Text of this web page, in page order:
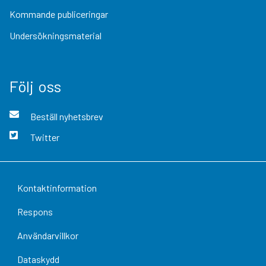
Kommande publiceringar
Undersökningsmaterial
Följ oss
Beställ nyhetsbrev
Twitter
Kontaktinformation
Respons
Användarvillkor
Dataskydd